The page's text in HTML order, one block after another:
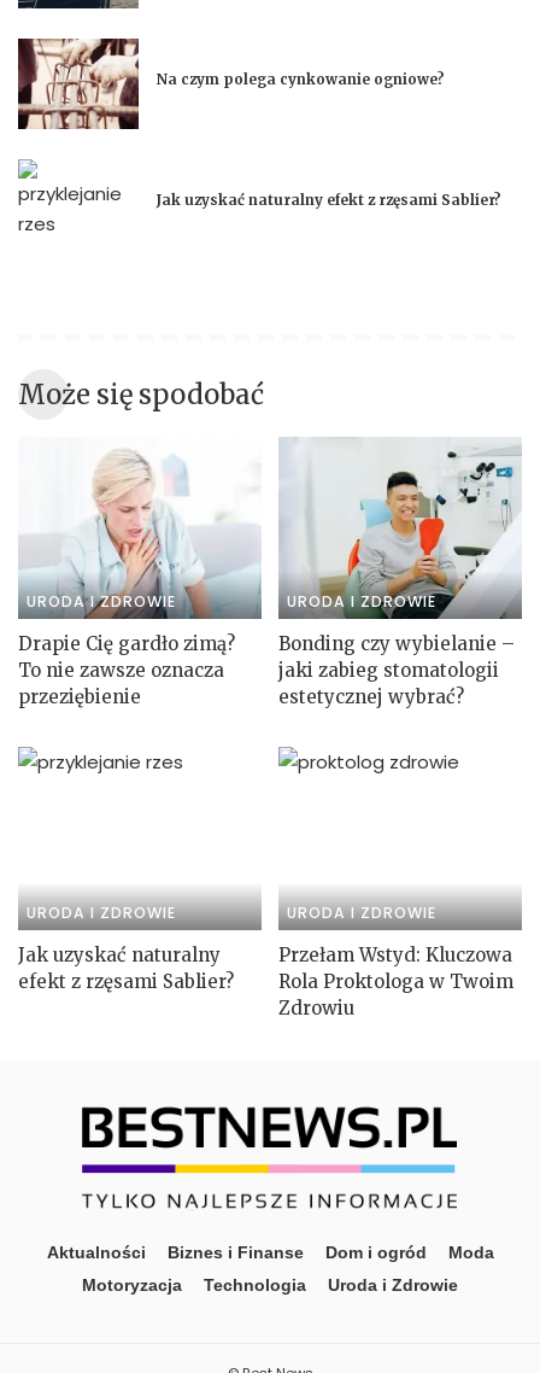
Na czym polega cynkowanie ogniowe?
Jak uzyskać naturalny efekt z rzęsami Sablier?
Może się spodobać
URODA I ZDROWIE
Drapie Cię gardło zimą?
To nie zawsze oznacza
przeziębienie
URODA I ZDROWIE
Bonding czy wybielanie –
jaki zabieg stomatologii
estetycznej wybrać?
URODA I ZDROWIE
Jak uzyskać naturalny
efekt z rzęsami Sablier?
URODA I ZDROWIE
Przełam Wstyd: Kluczowa
Rola Proktologa w Twoim
Zdrowiu
Aktualności Biznes i Finanse Dom i ogród
Moda
Motoryzacja
Technologia Uroda i Zdrowie